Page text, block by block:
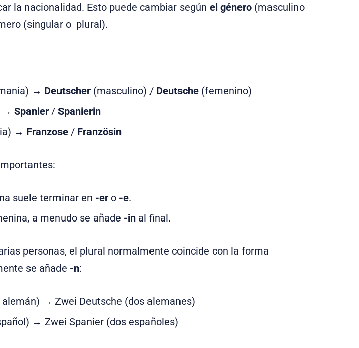
la nacionalidad. Esto puede cambiar según el género(masculino
(singular o plural).
→ Deutscher (masculino) / Deutsche (femenino)
→Spanier /Spanierin
→ Franzose / Französin
suele terminar en -er o -e.
a menudo se añade -in al final.
personas, el plural normalmente coincide con la forma
se añade -n:
alemán) → Zwei Deutsche (dos alemanes)
→ Zwei Spanier (dos españoles)